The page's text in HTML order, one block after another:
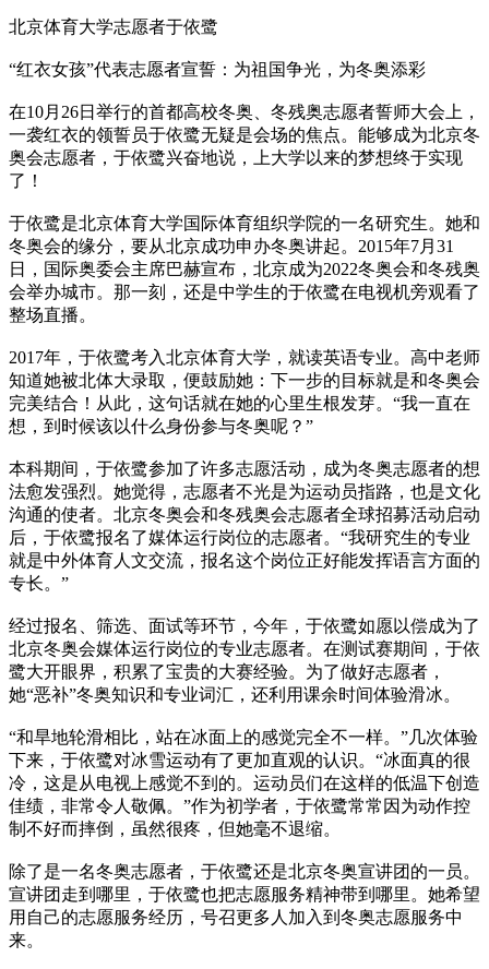
北京体育大学志愿者于依鹭
“红衣女孩”代表志愿者宣誓：为祖国争光，为冬奥添彩
在10月26日举行的首都高校冬奥、冬残奥志愿者誓师大会上，
一袭红衣的领誓员于依鹭无疑是会场的焦点。能够成为北京冬
奥会志愿者，于依鹭兴奋地说，上大学以来的梦想终于实现
了！
于依鹭是北京体育大学国际体育组织学院的一名研究生。她和
冬奥会的缘分，要从北京成功申办冬奥讲起。2015年7月31
日，国际奥委会主席巴赫宣布，北京成为2022冬奥会和冬残奥
会举办城市。那一刻，还是中学生的于依鹭在电视机旁观看了
整场直播。
2017年，于依鹭考入北京体育大学，就读英语专业。高中老师
知道她被北体大录取，便鼓励她：下一步的目标就是和冬奥会
完美结合！从此，这句话就在她的心里生根发芽。“我一直在
想，到时候该以什么身份参与冬奥呢？”
本科期间，于依鹭参加了许多志愿活动，成为冬奥志愿者的想
法愈发强烈。她觉得，志愿者不光是为运动员指路，也是文化
沟通的使者。北京冬奥会和冬残奥会志愿者全球招募活动启动
后，于依鹭报名了媒体运行岗位的志愿者。“我研究生的专业
就是中外体育人文交流，报名这个岗位正好能发挥语言方面的
专长。”
经过报名、筛选、面试等环节，今年，于依鹭如愿以偿成为了
北京冬奥会媒体运行岗位的专业志愿者。在测试赛期间，于依
鹭大开眼界，积累了宝贵的大赛经验。为了做好志愿者，
她“恶补”冬奥知识和专业词汇，还利用课余时间体验滑冰。
“和旱地轮滑相比，站在冰面上的感觉完全不一样。”几次体验
下来，于依鹭对冰雪运动有了更加直观的认识。“冰面真的很
冷，这是从电视上感觉不到的。运动员们在这样的低温下创造
佳绩，非常令人敬佩。”作为初学者，于依鹭常常因为动作控
制不好而摔倒，虽然很疼，但她毫不退缩。
除了是一名冬奥志愿者，于依鹭还是北京冬奥宣讲团的一员。
宣讲团走到哪里，于依鹭也把志愿服务精神带到哪里。她希望
用自己的志愿服务经历，号召更多人加入到冬奥志愿服务中
来。